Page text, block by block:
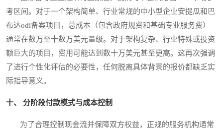
考区间。对于一个架构简单、行业常规的中小型企业安提瓜和巴
布达odi备案项目，总成本（包含政府规费和基础专业服务费）
通常在数万至十数万美元量级。对于架构复杂、行业特殊或投资
额巨大的项目，费用可能达到数十万美元甚至更高。这再次强调
了进行个性化评估的必要性，任何脱离具体背景的报价都缺乏实
际指导意义。
十、 分阶段付款模式与成本控制
为了合理控制现金流并保障双方权益，正规的服务机构通常